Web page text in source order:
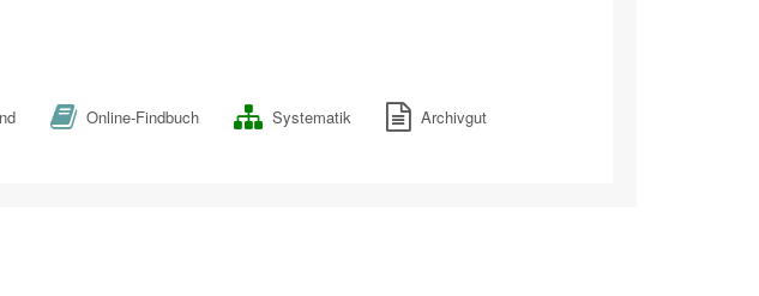
Online-Findbuch Systematik
Archivgut